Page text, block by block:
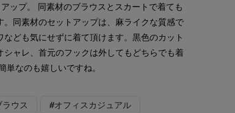
ップ。 同素材のブラウスとスカートで着ても
同素材のセットアップは、麻ライクな質感で
ども気にせずに着て頂けます。黒色のカット
ャレ、首元のフックは外してもどちらでも着
単なのも嬉しいですね。
ラウス #オフィスカジュアル